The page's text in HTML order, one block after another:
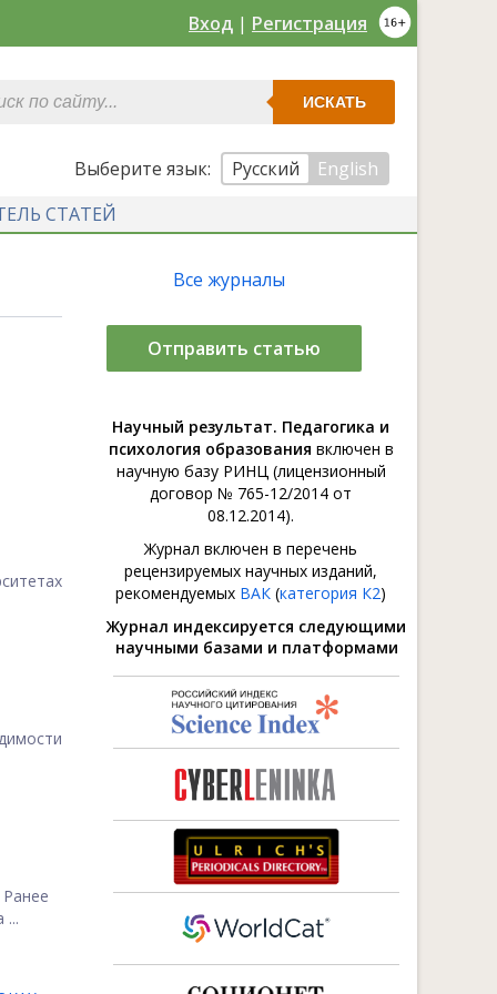
Вход | Регистрация
ИСКАТЬ
Выберите язык: Русский
English
СТАТЕЙ
...
Все журналы
Отправить статью
Научный результат. Педагогика и
психология образования включен в
научную базу РИНЦ (лицензионный
договор № 765-12/2014 от
08.12.2014).
Журнал включен в перечень
рецензируемых научных изданий,
рекомендуемых ВАК (категория К2)
Журнал индексируется следующими
научными базами и платформами